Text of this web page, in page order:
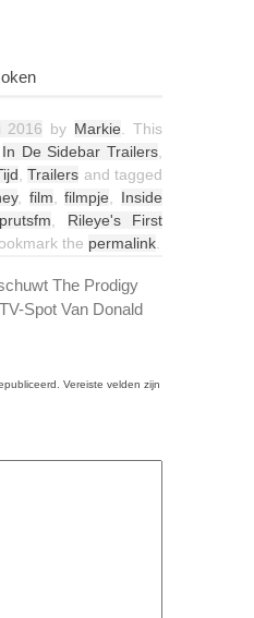
2016 by Markie . This
In De Sidebar Trailers
,Trailers and tagged
, film ,filmpje
Inside
prutsfm
Rileye's First
the permalink
The Prodigy
Spot Van Donald
Vereiste velden zijn